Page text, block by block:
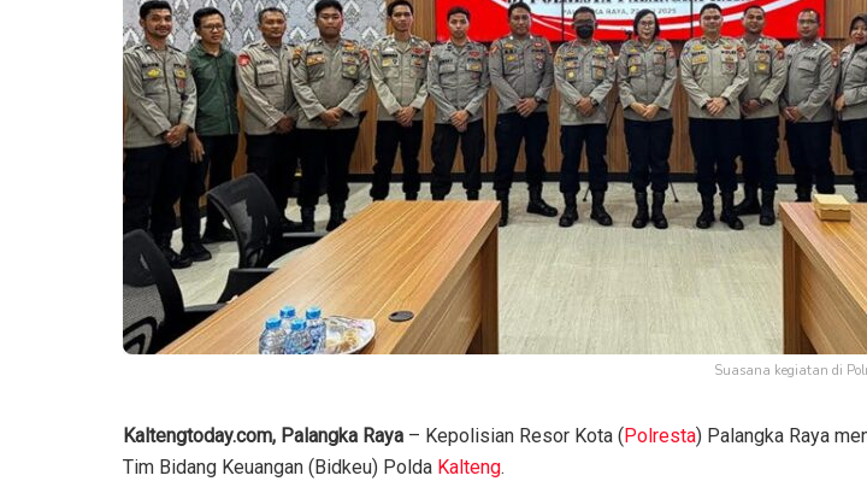
Suasana kegiatan di
Kaltengtoday.com, Palangka Raya – Kepolisian Resor Kota (Polresta) Palangka Raya
Tim Bidang Keuangan (Bidkeu) Polda Kalteng.